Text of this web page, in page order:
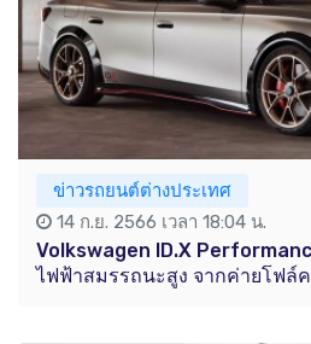
ข่าวรถยนต์ต่างประเทศ
14 ก.ย. 2566 เวลา 18:04 น.
Volkswagen ID.X
ไฟฟ้าสมรรถนะสูง จากค่ายโฟล์